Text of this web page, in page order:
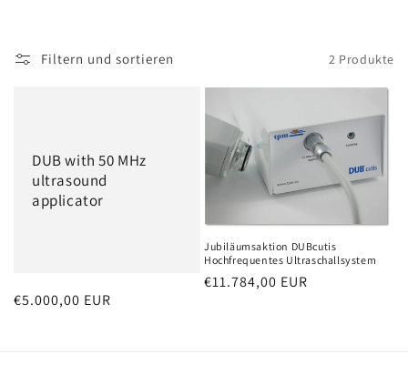
i
Filtern und sortieren 2 Produkte
DUB with 50 MHz
ultrasound
applicator
Normaler
€5.000,00 EUR
Jubiläumsaktion DUBcutis
Hochfrequentes Ultraschallsystem
Normaler
€11.784,00 EUR